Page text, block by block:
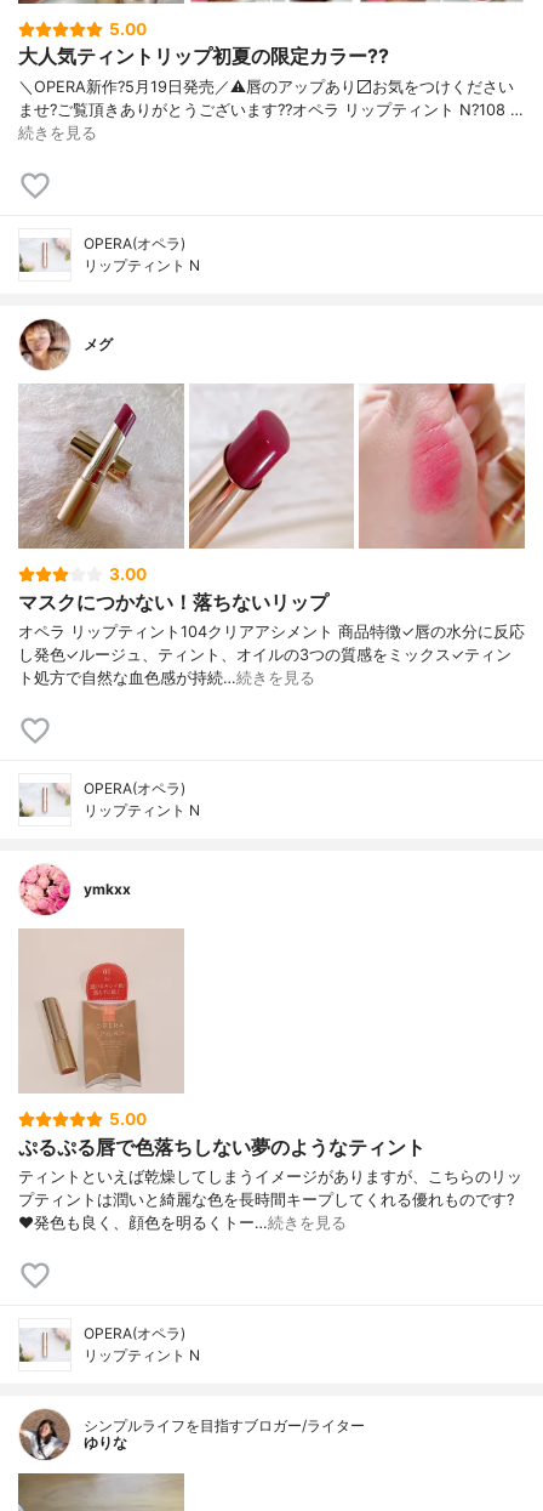
5.00
大人気ティントリップ初夏の限定カラー??
＼OPERA新作?5月19日発売／ ⚠️唇のアップあり〼 お気をつけください
ませ? ご覧頂きありがとうございます? ?オペラ リップティント N ?108 …
続きを見る
OPERA(オペラ)
リップティント N
メグ
3.00
マスクにつかない！落ちないリップ
オペラ リップティント104クリアアシメント 商品特徴✓唇の水分に反応
し発色✓ルージュ、ティント、オイルの3つの質感をミックス✓ティン
ト処方で自然な血色感が持続…続きを見る
OPERA(オペラ)
リップティント N
ymkxx
5.00
ぷるぷる唇で色落ちしない夢のようなティント
ティントといえば乾燥してしまうイメージがありますが、こちらのリッ
プティントは潤いと綺麗な色を長時間キープしてくれる優れものです?
❤️発色も良く、顔色を明るくトー…続きを見る
OPERA(オペラ)
リップティント N
シンプルライフを目指すブロガー/ライター
ゆりな